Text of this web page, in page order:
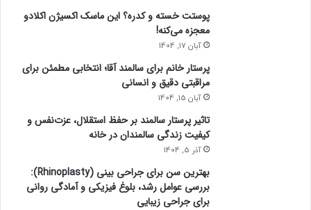
پوستت خسته و کدره؟ این ماسک اکسیژن اکلادو
معجزه می‌کنه!
آبان 17, 1404
پرستار خانم برای سالمند آقا؛ انتخابی مطمئن برای
مراقبتی دقیق و انسانی
آبان 15, 1404
تاثیر پرستار سالمند بر حفظ استقلال، عزت‌نفس و
کیفیت زندگی سالمندان در خانه
آذر 5, 1404
بهترین سن برای جراحی بینی (Rhinoplasty):
بررسی عوامل رشد، بلوغ فیزیکی و آمادگی روانی
برای جراحی زیبایی